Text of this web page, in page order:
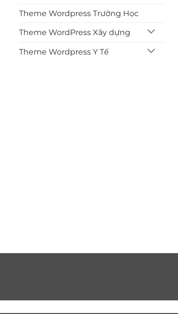
Theme Wordpress Trường Học
Theme WordPress Xây dựng
Theme Wordpress Y Tế